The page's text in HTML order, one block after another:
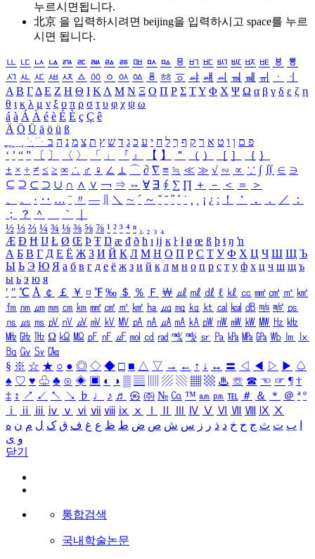
누르시면됩니다.
北京 을 입력하시려면 beijing을 입력하시고 space를 누르
시면 됩니다.
ㅥ ㅦ ㅧ ㅨ ㅩ ㅪ ㅫ ㅬ ㅭ ㅮ ㅯ ㅰ ㅱ ㅲ ㅳ ㅴ ㅵ ㅶ ㅷ ㅸ
ㅹ
ㅺ ㅻ ㅼ ㅽ ㅾ ㅿ ㆀ ㆁ ㆂ ㆃ ㆄ ㆅ ㆆ ㆇ ㆈ ㆉ ㆊ ㆋ ㆌ ㆍ
ㆎ
Α Β ΓΔ Ε Ζ Η Θ Ι ΚΛ Μ Ν Ξ Ο Π Ρ Σ ΤΥ Φ Χ Ψ Ω α β γ δ ε ζ η
θ ι κ λ μ ν ξ ο π ρ σ τ υ φ χ ψ ω
á à Á À é è É È ç Ç ê
Ä Ö Ü ä ö ü ß
ִֶֹ ֻּ ׁׂ פ ם ן ו ט א ר ק ף ך ל ח י ע כ ג ד ש ץ ת צ מ נ ה ב
‘ ’ “ ” 〔 〕 〈 〉 「 」 『 』 【 】 ＂ （ ） ［ ］ ｛ ｝
± × ÷ ≠ ≤ ≥ ∞ ∴ ♂ ♀ ∠ ⊥ ⌒ ∂ ∇ ≡ ≒ ≪ ≫ √ ∽ ∝ ∵ ∫ ∬ ∈ ∋
⊆ ⊇ ⊂ ⊃ ∪ ∩ ∧ ∨ ￢ ⇒ ⇔ ∀ ∃ ∮ ∑ ∏ ＋ － ＜ ＝
＞
、
。 · ‥ … ¨ 〃 ― ＼ ∼ ´ ～ ˇ ˘ ˝ ˚ ˙ ¸ ¡ ¿ ː ！ ＇ ， ． ／
：
；
？ ＾ ｀
½ ⅓ ⅔ ¼ ¾ ⅛ ⅜ ⅝ ⅞ ¹ ² ³ ⁴ ⁿ ₁ ₂ ₃ ₄
Æ Ð Ħ Ĳ Ł Ø Œ Þ Ŧ Ŋ æ đ ð ħ ı ĳ ĸ ŀ ł ø œ ß þ ŧ ŋ ŉ
А Б В Г Д Е Ё Ж З И Й К Л М Н О П Р С Т У Ф Х Ц Ч Ш Щ Ъ
Ы Ь Э Ю Я а б в г д е ё ж з и й к л м н о п р с т у ф х ц ч ш щ ъ
ы ь э ю я
′ ″ ℃ Å ￠ ￡ ￥ ¤ ℉ ‰ ＄ ％ Ｆ ￦ ㎕ ㎖ ㎗ ℓ ㎘ ㏄ ㎣ ㎤ ㎥ ㎦
㎙ ㎚ ㎛ ㎜ ㎝ ㎞ ㎟ ㎠ ㎡ ㎢ ㏊ ㎍ ㎎ ㎏ ㏏ ㎈ ㎉ ㏈ ㎧ ㎨ ㎰
㎱ ㎲ ㎳ ㎴ ㎵ ㎶ ㎷ ㎸ ㎹ ㎀ ㎁ ㎂ ㎃ ㎄ ㎺ ㎻ ㎽ ㎾ ㎿ ㎐ ㎑
㎒ ㎓ ㎔ Ω ㏀ ㏁ ㎊ ㎋ ㎌ ㏖ ㏅ ㎭ ㎮ ㎯ ㏛ ㎩ ㎪ ㎫ ㎬ ㏝ ㏐
㏓
㏃ ㏉ ㏜ ㏆
§ ※ ☆ ★ ○ ● ◎ ◇ ◆ □ ■ △ ▽ → ← ↑ ↓ ↔ 〓 ◁ ◀ ▷ ▶ ♤
♠ ♡ ♥ ♧ ♣ ⊙ ◈ ▣ ◐ ◑ ▒ ▤ ▨ ▧ ▦ ▩ ♨ ☏ ☎ ☜ ☞ ¶ †
‡ ↕ ↗ ↙ ↖ ↘ ♭ ♩ ♪ ♬ ㉿ ㈜ № ㏇ ™ ㏂ ㏘ ℡ ＃ ＆ ＊ ＠ ª º
ⅰ
ⅱ ⅲ ⅳ ⅴ ⅵ ⅶ ⅷ ⅸ ⅹ Ⅳ Ⅴ Ⅵ Ⅶ Ⅷ Ⅸ Ⅹ
ب ت ث ج ح خ د ذ ر ز س ش ص ض ط ظ ع غ ف ق ک ل م ن ه
و ی
닫기
통합검색
국내학술논문